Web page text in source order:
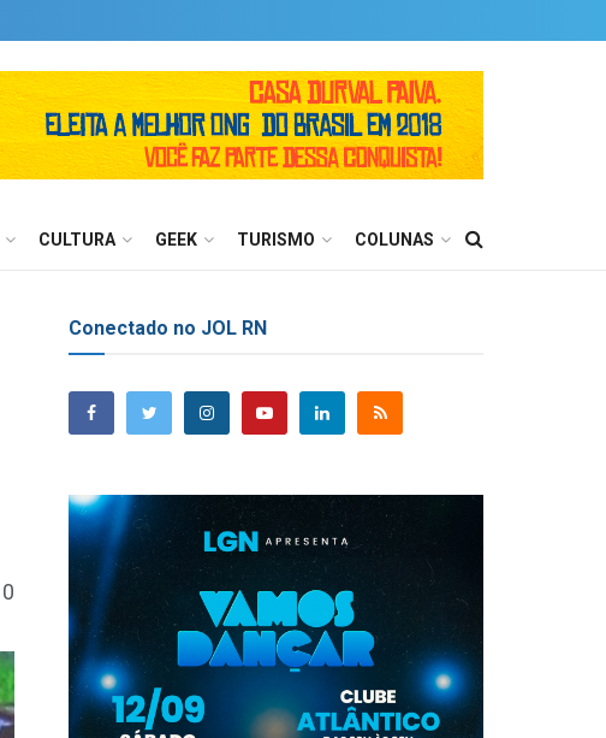
CULTURA GEEK TURISMO COLUNAS
0
Conectado no JOL RN